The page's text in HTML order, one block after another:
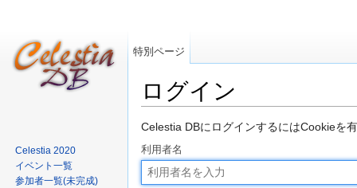
ログイン
Celestia DBにログインするにはCookieを
利用者名
特別ページ
Celestia 2020
イベント一覧
参加者一覧(未完成)